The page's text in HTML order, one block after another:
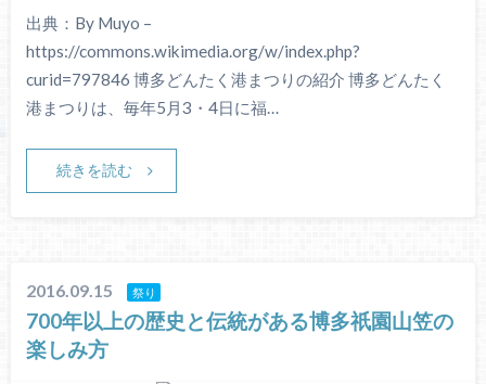
出典：By Muyo –
https://commons.wikimedia.org/w/index.php?
curid=797846 博多どんたく港まつりの紹介 博多どんたく
港まつりは、毎年5月3・4日に福…
続きを読む
2016.09.15 祭り
700年以上の歴史と伝統がある博多祇園山笠の
楽しみ方